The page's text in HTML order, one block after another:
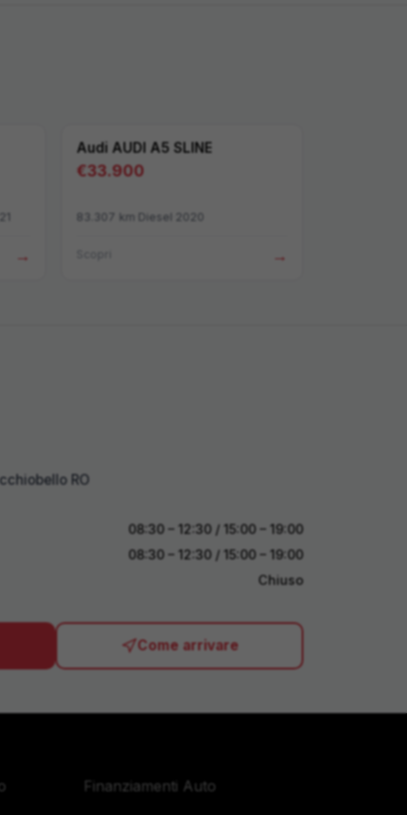
→
Audi AUDI A5 SLINE
€33.900
83.307 km Diesel
→
RO
08:30 – 12:30 / 15:00 – 19:00
08:30 – 12:30 / 15:00 – 19:00
Chiuso
Come arrivare
Finanziamenti Auto